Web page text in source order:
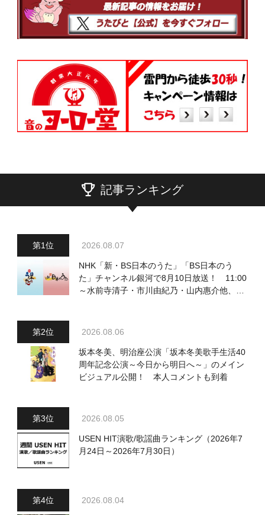
記事ランキング
2026.08.07
NHK「新・BS日本のうた」「BS日本のう
た」チャンネル銀河で8月10日放送！ 11:00
～水前寺清子・市川由紀乃・山内惠介他、
2026.08.06
坂本冬美、明治座公演「坂本冬美歌手生活40
周年記念公演～今日から明日へ～」のメイン
ビジュアル公開！ 本人コメントも到着
2026.08.05
USEN HIT演歌/歌謡曲ランキング（2026年7
月24日～2026年7月30日）
2026.08.04